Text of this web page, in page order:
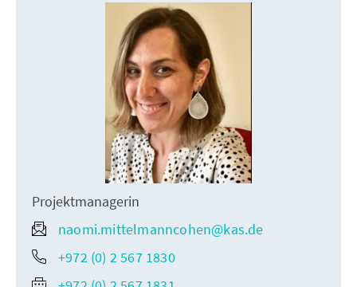
Projektmanagerin
naomi.mittelmanncohen@kas.de
+972 (0) 2 567 1830